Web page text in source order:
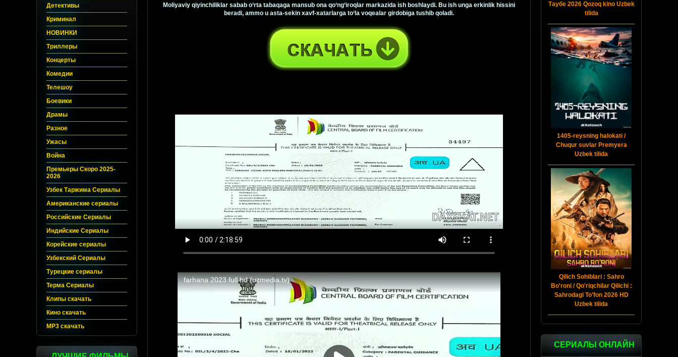
Детективы
Криминал
НОВИНКИ
Триллеры
Концерты
Комедии
Телешоу
Боевики
Драмы
Разное
Ужасы
Война
Премьеры Скоро 2025-
2026
Узбек Таржима Сериалы
Американские сериалы
Российские Сериалы
Индийские Сериалы
Корейские сериалы
Узбекский Сериалы
Турецкие сериалы
Терма Сериалы
Клипы скачать
Кино скачать
MP3 скачать
Таубе 2026 Qozoq kino Uzbek
tilida
1405-reysning halokati /
Chuqur suvlar Premyera
Uzbek tilida
Qilich Sohiblari : Sahro
Bo'roni / Qo'riqchilar Qilichi :
Sahrodagi To'fon 2026 HD
Uzbek tilida
СЕРИАЛЫ ОНЛАЙН
Moliyaviy qiyinchiliklar sabab o‘rta tabaqaga mansub ona qo‘ng‘iroqlar markazida ish boshlaydi. Bu ish unga erkinlik hissini
beradi, ammo u asta-sekin xavf-xatarlarga to‘la voqealar girdobiga tushib qoladi.